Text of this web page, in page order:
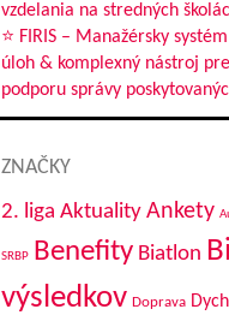
vzdelania na stredných
⭐ FIRIS – Manažérsky
úloh & komplexný nástroj
podporu správy
ZNAČKY
2. liga Aktuality Ankety
SRBP Benefity Biatlon
výsledkov Doprava